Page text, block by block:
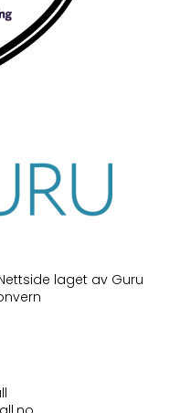
laget av Guru